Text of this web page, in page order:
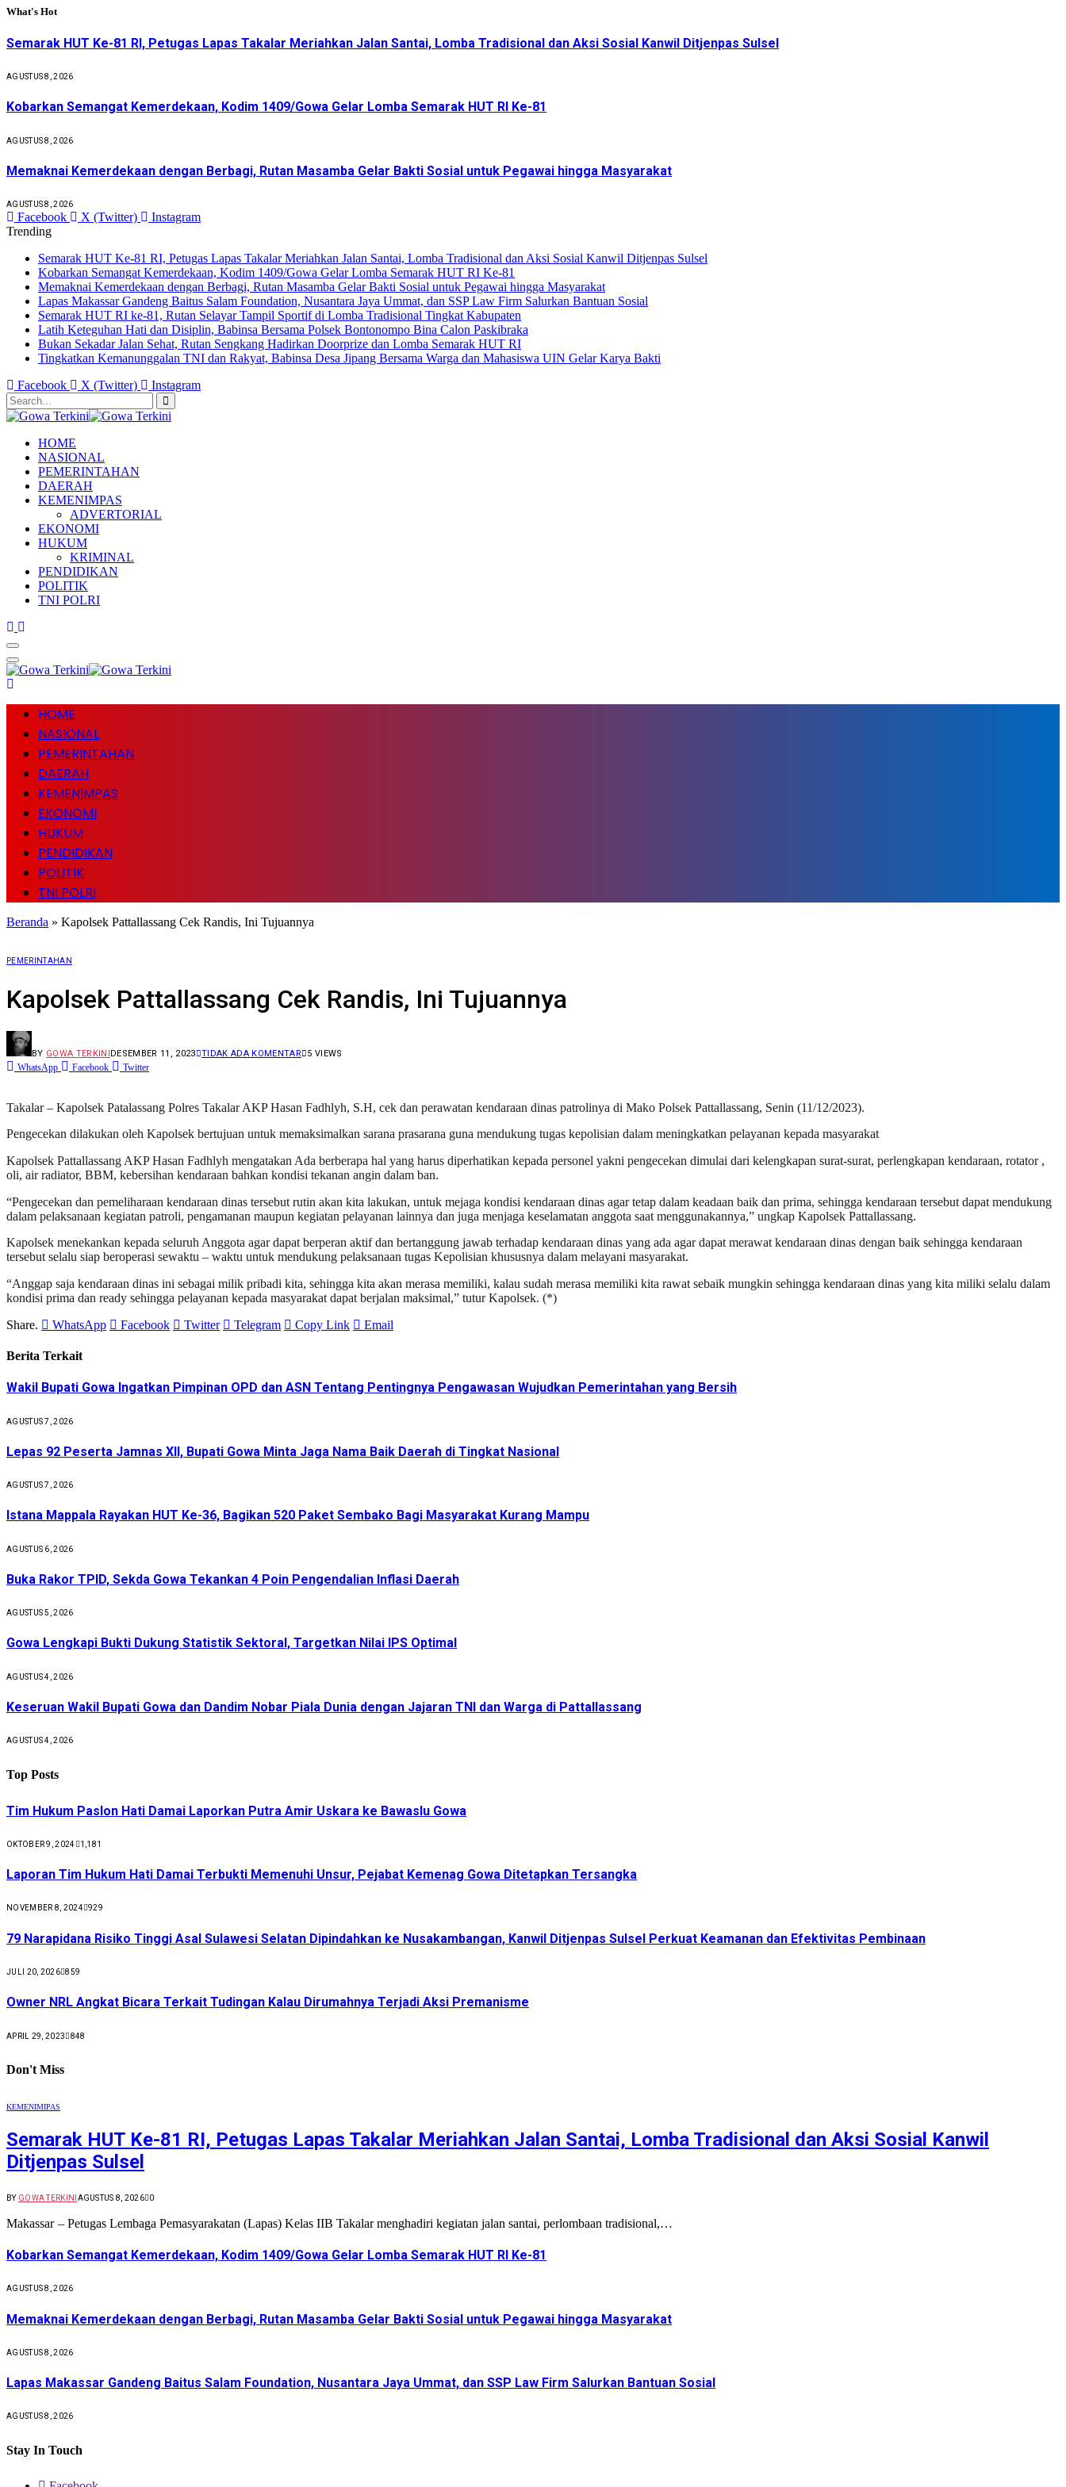
What's Hot
Semarak HUT Ke-81 RI, Petugas Lapas Takalar Meriahkan Jalan Santai, Lomba Tradisional dan Aksi Sosial Kanwil Ditjenpas Sulsel
AGUSTUS 8, 2026
Kobarkan Semangat Kemerdekaan, Kodim 1409/Gowa Gelar Lomba Semarak HUT RI Ke-81
AGUSTUS 8, 2026
Memaknai Kemerdekaan dengan Berbagi, Rutan Masamba Gelar Bakti Sosial untuk Pegawai hingga Masyarakat
AGUSTUS 8, 2026
Facebook X (Twitter)
Instagram
Trending
Semarak HUT Ke-81 RI, Petugas Lapas Takalar Meriahkan Jalan Santai, Lomba Tradisional dan Aksi Sosial Kanwil Ditjenpas Sulsel
Kobarkan Semangat Kemerdekaan, Kodim 1409/Gowa Gelar Lomba Semarak HUT RI Ke-81
Memaknai Kemerdekaan dengan Berbagi, Rutan Masamba Gelar Bakti Sosial untuk Pegawai hingga Masyarakat
Lapas Makassar Gandeng Baitus Salam Foundation, Nusantara Jaya Ummat, dan SSP Law Firm Salurkan Bantuan Sosial
Semarak HUT RI ke-81, Rutan Selayar Tampil Sportif di Lomba Tradisional Tingkat Kabupaten
Latih Keteguhan Hati dan Disiplin, Babinsa Bersama Polsek Bontonompo Bina Calon Paskibraka
Bukan Sekadar Jalan Sehat, Rutan Sengkang Hadirkan Doorprize dan Lomba Semarak HUT RI
Tingkatkan Kemanunggalan TNI dan Rakyat, Babinsa Desa Jipang Bersama Warga dan Mahasiswa UIN Gelar Karya Bakti
Facebook
X (Twitter) Instagram
HOME
NASIONAL
PEMERINTAHAN
DAERAH
KEMENIMPAS
ADVERTORIAL
EKONOMI
HUKUM
KRIMINAL
PENDIDIKAN
POLITIK
TNI POLRI
HOME
NASIONAL
PEMERINTAHAN
DAERAH
KEMENIMPAS
EKONOMI
HUKUM
PENDIDIKAN
POLITIK
TNI POLRI
Beranda » Kapolsek Pattallassang Cek Randis, Ini Tujuannya
PEMERINTAHAN
Kapolsek Pattallassang Cek Randis, Ini Tujuannya
BY GOWA TERKINIDESEMBER 11, 2023 TIDAK ADA KOMENTAR 5 VIEWS
WhatsApp Facebook Twitter
Takalar – Kapolsek Patalassang Polres Takalar AKP Hasan Fadhlyh, S.H, cek dan perawatan kendaraan dinas patrolinya di Mako Polsek Pattallassang, Senin (11/12/2023).
Pengecekan dilakukan oleh Kapolsek bertujuan untuk memaksimalkan sarana prasarana guna mendukung tugas kepolisian dalam meningkatkan pelayanan kepada masyarakat
Kapolsek Pattallassang AKP Hasan Fadhlyh mengatakan Ada berberapa hal yang harus diperhatikan kepada personel yakni pengecekan dimulai dari kelengkapan surat-surat, perlengkapan kendaraan, rotator ,
oli, air radiator, BBM, kebersihan kendaraan bahkan kondisi tekanan angin dalam ban.
“Pengecekan dan pemeliharaan kendaraan dinas tersebut rutin akan kita lakukan, untuk mejaga kondisi kendaraan dinas agar tetap dalam keadaan baik dan prima, sehingga kendaraan tersebut dapat mendukung
dalam pelaksanaan kegiatan patroli, pengamanan maupun kegiatan pelayanan lainnya dan juga menjaga keselamatan anggota saat menggunakannya,” ungkap Kapolsek Pattallassang.
Kapolsek menekankan kepada seluruh Anggota agar dapat berperan aktif dan bertanggung jawab terhadap kendaraan dinas yang ada agar dapat merawat kendaraan dinas dengan baik sehingga kendaraan
tersebut selalu siap beroperasi sewaktu – waktu untuk mendukung pelaksanaan tugas Kepolisian khususnya dalam melayani masyarakat.
“Anggap saja kendaraan dinas ini sebagai milik pribadi kita, sehingga kita akan merasa memiliki, kalau sudah merasa memiliki kita rawat sebaik mungkin sehingga kendaraan dinas yang kita miliki selalu dalam
kondisi prima dan ready sehingga pelayanan kepada masyarakat dapat berjalan maksimal,” tutur Kapolsek. (*)
Share.
WhatsApp Facebook Twitter Telegram Copy Link Email
Berita Terkait
Wakil Bupati Gowa Ingatkan Pimpinan OPD dan ASN Tentang Pentingnya Pengawasan Wujudkan Pemerintahan yang Bersih
AGUSTUS 7, 2026
Lepas 92 Peserta Jamnas XII, Bupati Gowa Minta Jaga Nama Baik Daerah di Tingkat Nasional
AGUSTUS 7, 2026
Istana Mappala Rayakan HUT Ke-36, Bagikan 520 Paket Sembako Bagi Masyarakat Kurang Mampu
AGUSTUS 6, 2026
Buka Rakor TPID, Sekda Gowa Tekankan 4 Poin Pengendalian Inflasi Daerah
AGUSTUS 5, 2026
Gowa Lengkapi Bukti Dukung Statistik Sektoral, Targetkan Nilai IPS Optimal
AGUSTUS 4, 2026
Keseruan Wakil Bupati Gowa dan Dandim Nobar Piala Dunia dengan Jajaran TNI dan Warga di Pattallassang
AGUSTUS 4, 2026
Top Posts
Tim Hukum Paslon Hati Damai Laporkan Putra Amir Uskara ke Bawaslu Gowa
OKTOBER 9, 2024 1,181
Laporan Tim Hukum Hati Damai Terbukti Memenuhi Unsur, Pejabat Kemenag Gowa Ditetapkan Tersangka
NOVEMBER 8, 2024 929
79 Narapidana Risiko Tinggi Asal Sulawesi Selatan Dipindahkan ke Nusakambangan, Kanwil Ditjenpas Sulsel Perkuat Keamanan dan Efektivitas Pembinaan
JULI 20, 2026 859
Owner NRL Angkat Bicara Terkait Tudingan Kalau Dirumahnya Terjadi Aksi Premanisme
APRIL 29, 2023 848
Don't Miss
KEMENIMIPAS
Semarak HUT Ke-81 RI, Petugas Lapas Takalar Meriahkan Jalan Santai, Lomba Tradisional dan Aksi Sosial Kanwil
Ditjenpas Sulsel
BY GOWA TERKINI AGUSTUS 8, 2026 0
Makassar – Petugas Lembaga Pemasyarakatan (Lapas) Kelas IIB Takalar menghadiri kegiatan jalan santai, perlombaan tradisional,…
Kobarkan Semangat Kemerdekaan, Kodim 1409/Gowa Gelar Lomba Semarak HUT RI Ke-81
AGUSTUS 8, 2026
Memaknai Kemerdekaan dengan Berbagi, Rutan Masamba Gelar Bakti Sosial untuk Pegawai hingga Masyarakat
AGUSTUS 8, 2026
Lapas Makassar Gandeng Baitus Salam Foundation, Nusantara Jaya Ummat, dan SSP Law Firm Salurkan Bantuan Sosial
AGUSTUS 8, 2026
Stay In Touch